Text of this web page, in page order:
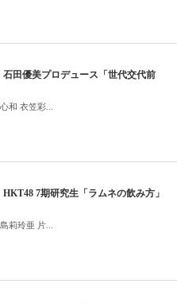
石田優美プロデュース「世代交代前
和 衣笠彩...
HKT48 7期研究生「ラムネの飲み方」
莉玲亜 片...